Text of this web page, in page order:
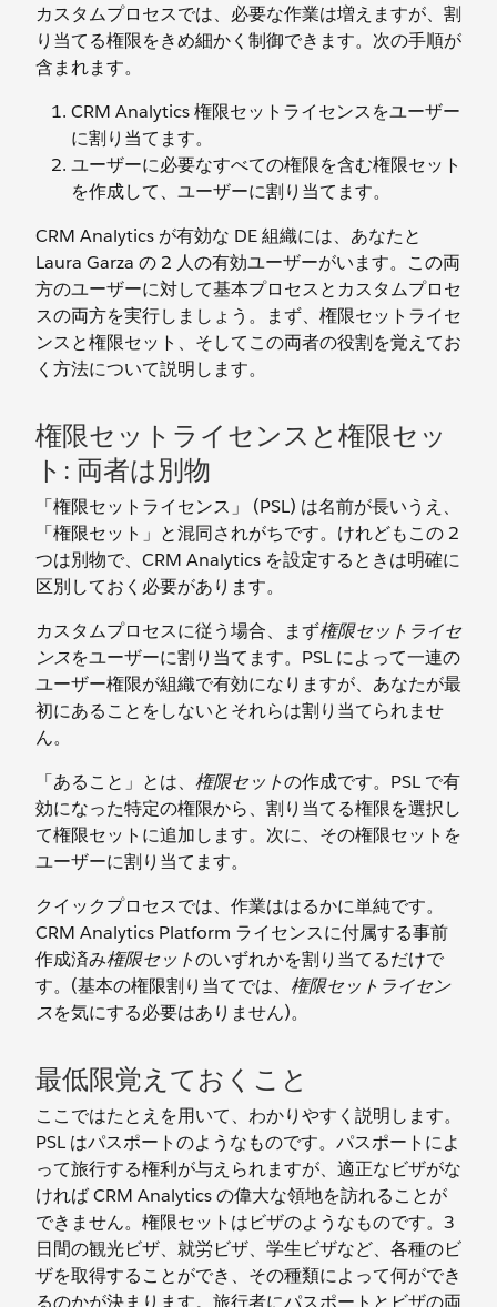
カスタムプロセスでは、必要な作業は増えますが、割
り当てる権限をきめ細かく制御できます。次の手順が
含まれます。
CRM Analytics 権限セットライセンスをユーザー
に割り当てます。
ユーザーに必要なすべての権限を含む権限セット
を作成して、ユーザーに割り当てます。
CRM Analytics が有効な DE 組織には、あなたと
Laura Garza の 2 人の有効ユーザーがいます。この両
方のユーザーに対して基本プロセスとカスタムプロセ
スの両方を実行しましょう。まず、権限セットライセ
ンスと権限セット、そしてこの両者の役割を覚えてお
く方法について説明します。
権限セットライセンスと権限セッ
ト: 両者は別物
「権限セットライセンス」 (PSL) は名前が長いうえ、
「権限セット」と混同されがちです。けれどもこの 2
つは別物で、CRM Analytics を設定するときは明確に
区別しておく必要があります。
カスタムプロセスに従う場合、まず権限セットライセ
ンスをユーザーに割り当てます。PSL によって一連の
ユーザー権限が組織で有効になりますが、あなたが最
初にあることをしないとそれらは割り当てられませ
ん。
「あること」とは、 権限セットの作成です。PSL で有
効になった特定の権限から、割り当てる権限を選択し
て権限セットに追加します。次に、その権限セットを
ユーザーに割り当てます。
クイックプロセスでは、作業ははるかに単純です。
CRM Analytics Platform ライセンスに付属する事前
作成済み権限セットのいずれかを割り当てるだけで
す。(基本の権限割り当てでは、 権限セットライセン
スを気にする必要はありません)。
最低限覚えておくこと
ここではたとえを用いて、わかりやすく説明します。
PSL はパスポートのようなものです。パスポートによ
って旅行する権利が与えられますが、適正なビザがな
ければ CRM Analytics の偉大な領地を訪れることが
できません。権限セットはビザのようなものです。3
日間の観光ビザ、就労ビザ、学生ビザなど、各種のビ
ザを取得することができ、その種類によって何ができ
るのかが決まります。旅行者にパスポートとビザの両